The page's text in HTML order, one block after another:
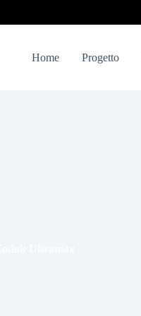
Home Progetto